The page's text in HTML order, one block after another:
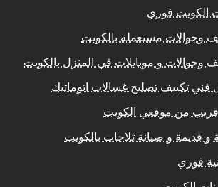
الكويت فوري
وجوالات مستعملة بالكويت
وجوالات و موبايلات في المنزل بالكويت
فني تكييف تصليح غسالات اتوماتيك
قريب من موقعي الكويت
و قديمة و صيانة ثلاجات بالكويت
فوري